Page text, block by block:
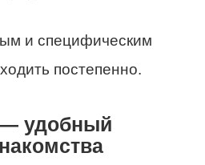
и специфическим
постепенно.
удобный